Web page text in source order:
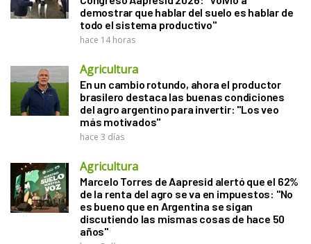
demostrar que hablar del suelo es hablar de
todo el sistema productivo"
hace 14 horas
Agricultura
En un cambio rotundo, ahora el productor
brasilero destaca las buenas condiciones
del agro argentino para invertir: "Los veo
más motivados"
hace 3 días
Agricultura
Marcelo Torres de Aapresid alertó que el 62%
de la renta del agro se va en impuestos: "No
es bueno que en Argentina se sigan
discutiendo las mismas cosas de hace 50
años"